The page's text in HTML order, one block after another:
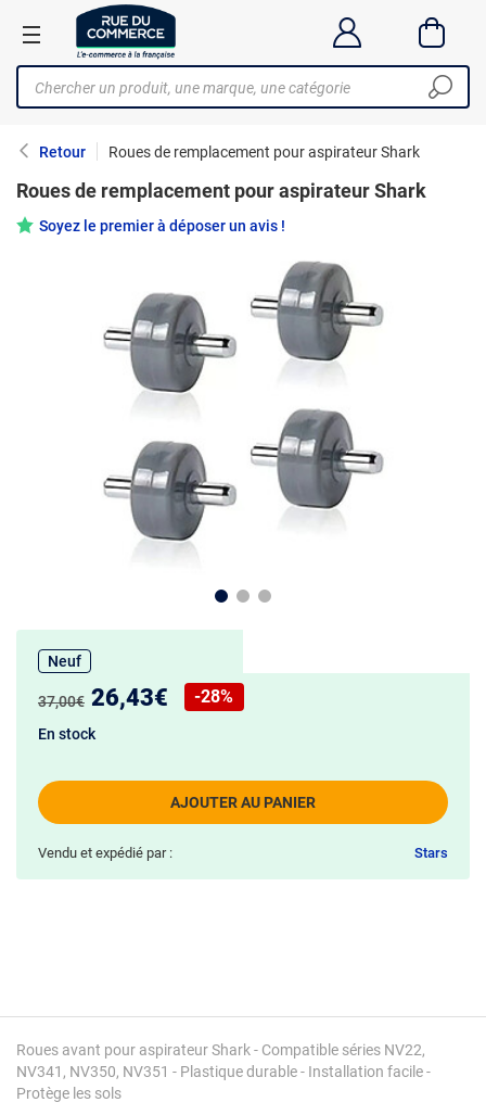
Retour Roues de remplacement pour aspirateur Shark
Roues de remplacement pour aspirateur Shark
Soyez le premier à déposer un avis !
Roues avant pour aspirateur Shark - Compatible séries NV22,
NV341, NV350, NV351 - Plastique durable - Installation facile -
Protège les sols
Neuf
Ancien prix :
37,00€ Nouveau prix :
26,43€
Réduction de :
-28%
AJOUTER AU PANIER
En stock
Vendu et expédié par : Stars